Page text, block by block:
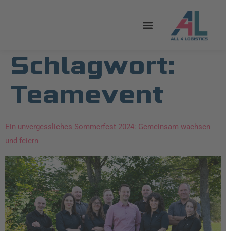
Schlagwort:
Teamevent
Ein unvergessliches Sommerfest 2024: Gemeinsam wachsen
und feiern